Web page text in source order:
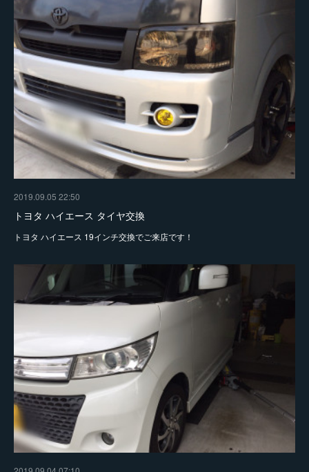
2019.09.05 22:50
トヨタ ハイエース タイヤ交換
トヨタ ハイエース 19インチ交換でご来店です！